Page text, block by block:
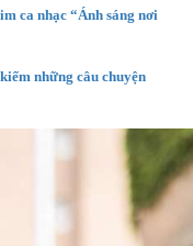
ca nhạc “Ánh sáng nơi
những câu chuyện